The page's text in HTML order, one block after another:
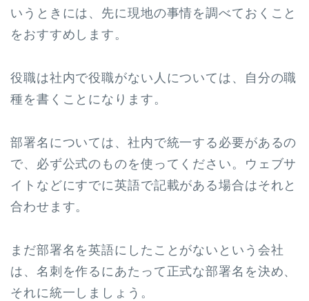
いうときには、先に現地の事情を調べておくこと
をおすすめします。
役職は社内で役職がない人については、自分の職
種を書くことになります。
部署名については、社内で統一する必要があるの
で、必ず公式のものを使ってください。ウェブサ
イトなどにすでに英語で記載がある場合はそれと
合わせます。
まだ部署名を英語にしたことがないという会社
は、名刺を作るにあたって正式な部署名を決め、
それに統一しましょう。